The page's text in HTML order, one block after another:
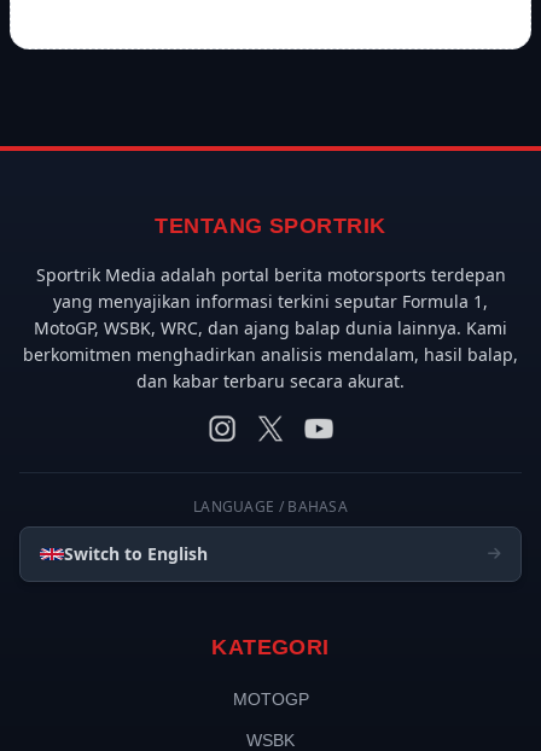
TENTANG SPORTRIK
Sportrik Media adalah portal berita motorsports terdepan
yang menyajikan informasi terkini seputar Formula 1,
MotoGP, WSBK, WRC, dan ajang balap dunia lainnya. Kami
berkomitmen menghadirkan analisis mendalam, hasil balap,
dan kabar terbaru secara akurat.
LANGUAGE / BAHASA
Switch to English
KATEGORI
MOTOGP
WSBK